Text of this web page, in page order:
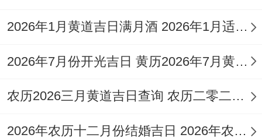
干支信息需查黄历,但多数时候圣诞前夕气氛
祥与...
忌伐木、作梁、动土等?!
2026年1月黄道吉日满月酒 2026年1月适合满月酒的日子
2026年7月份开光吉日 黄历2026年7月黄道吉日查询开光
农历2026三月黄道吉日查询 农历二零二六年三月黄道吉日
2026年农历十二月份结婚吉日 2026年农历12月26日适合结婚吗